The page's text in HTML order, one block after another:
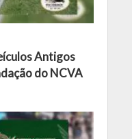
Antigos
do NCVA